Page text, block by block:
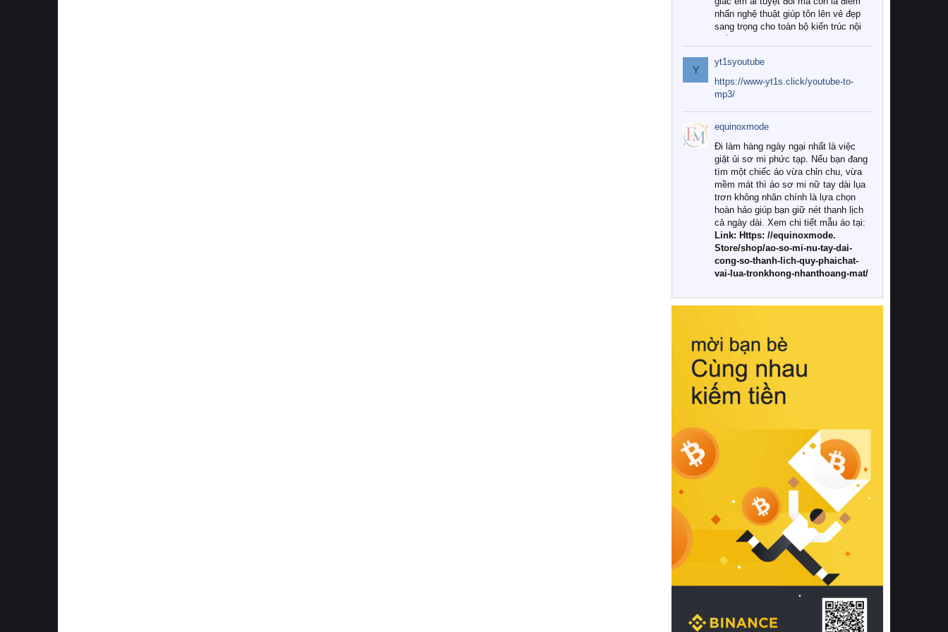
nhấn nghệ thuật giúp tôn lên vẻ đẹp
sang trọng cho toàn bộ kiến trúc nội
Tuy nhiên, giữa thị trường đa dạng
với vô vàn thương hiệu và mẫu mã
như hiện nay, làm thế nào để chọn
được những bộ chăn ga gối đệm cao
cấp thực sự chất lượng, phù hợp với
khí hậu và nhu cầu sử dụng của gia
đình? Hãy cùng chúng tôi đi tìm lời
giải đáp chi tiết qua bài viết dưới đây.
1. Tại sao các gia đình hiện đại lại ưa
chuộng chăn ga gối đệm cao cấp?
Khác với các dòng sản phẩm thông
thường, những bộ chăn ga gối đệm
cao cấp trải qua quy trình sản xuất
nghiêm ngặt từ khâu chọn lọc nguyên
liệu tự nhiên đến công nghệ dệt
nhuộm hiện đại không chứa hóa chất
này, bạn sẽ cảm nhận rõ rệt sự khác
hồi chuẩn xác của phần đệm nâng đỡ
cột sống.
Bên cạnh đó, việc lựa chọn các dòng
sản phẩm đạt chuẩn chất lượng quốc
tế còn giúp ngăn ngừa tình trạng kích
khuẩn và nấm mốc trong điều kiện
thời tiết nóng ẩm. Bạn có thể tìm hiểu
thêm các nghiên cứu khoa học về tác
động của giấc ngủ và môi trường
phòng ngủ đối với sức khỏe con
người tại Sleep Foundation (External
Link) để có cái nhìn toàn diện hơn.
2. Các tiêu chí vàng khi lựa chọn
chăn ga gối đệm cao cấp cho phòng
ngủ
Để sở hữu một bộ chăn ga gối đệm
cao cấp hoàn hảo cả về thẩm mỹ lẫn
công năng, người tiêu dùng cần cân
nhắc kỹ lưỡng các tiêu chí quan trọng
Y
yt1syoutube
https://www-yt1s.click/youtube-to-
mp3/
equinoxmode
Đi làm hàng ngày ngại nhất là việc
giặt ủi sơ mi phức tạp. Nếu bạn đang
tìm một chiếc áo vừa chỉn chu, vừa
mềm mát thì áo sơ mi nữ tay dài lụa
trơn không nhăn chính là lựa chọn
hoàn hảo giúp bạn giữ nét thanh lịch
cả ngày dài. Xem chi tiết mẫu áo tại:
Link: Https: //equinoxmode.
Store/shop/ao-so-mi-nu-tay-dai-
cong-so-thanh-lich-quy-phaichat-
vai-lua-tronkhong-nhanthoang-mat/